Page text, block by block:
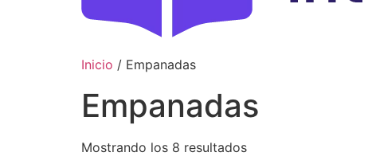
Inicio / Empanadas
Empanadas
Mostrando los 8 resultados